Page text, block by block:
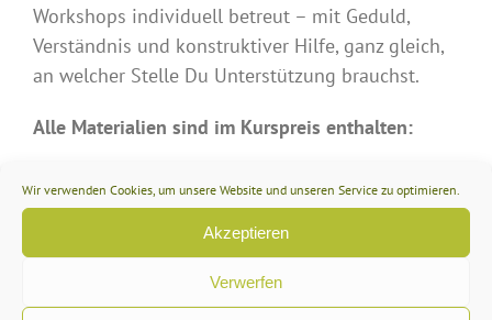
Wir verwenden Cookies, um unsere Website und unseren Service zu optimieren.
Akzeptieren
Verwerfen
Workshops individuell betreut – mit Geduld,
Verständnis und konstruktiver Hilfe, ganz gleich,
an welcher Stelle Du Unterstützung brauchst.
Alle Materialien sind im Kurspreis enthalten:
Saracino Pasta Model) und Farben
Werkzeuge zur gemeinsamen Nutzung